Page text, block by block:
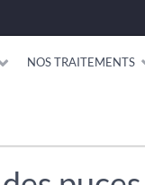
NOS TRAITEMENTS